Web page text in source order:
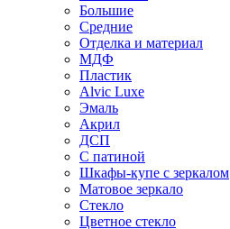
Большие
Средние
Отделка и материал
МДФ
Пластик
Alvic Luxe
Эмаль
Акрил
ДСП
С патиной
Шкафы-купе с зеркалом
Матовое зеркало
Стекло
Цветное стекло